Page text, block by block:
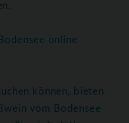
online
können, bieten
vom Bodensee